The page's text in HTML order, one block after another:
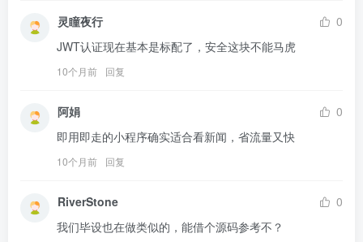
灵瞳夜行
0
JWT认证现在基本是标配了，安全这块不能马虎
10个月前 回复
阿娟
0
即用即走的小程序确实适合看新闻，省流量又快
10个月前 回复
RiverStone
0
我们毕设也在做类似的，能借个源码参考不？